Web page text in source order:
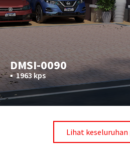
DMSI-0090
▪︎1963 kps
Lihat keseluruhan